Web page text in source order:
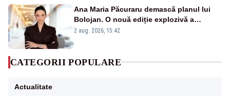
Ana Maria Păcuraru demască planul lui
Bolojan. O nouă ediție explozivă a
emisiunii „Miza Zilei” la Realitatea PLUS
2 aug. 2026, 15:42
CATEGORII POPULARE
Actualitate